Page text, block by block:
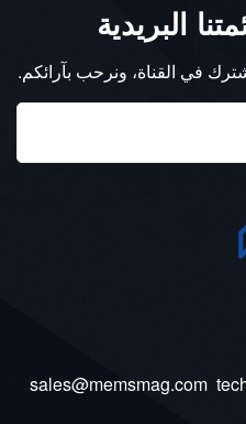
البريدية
في القناة، ونرحب بآرائكم.
sales@memsmag.com